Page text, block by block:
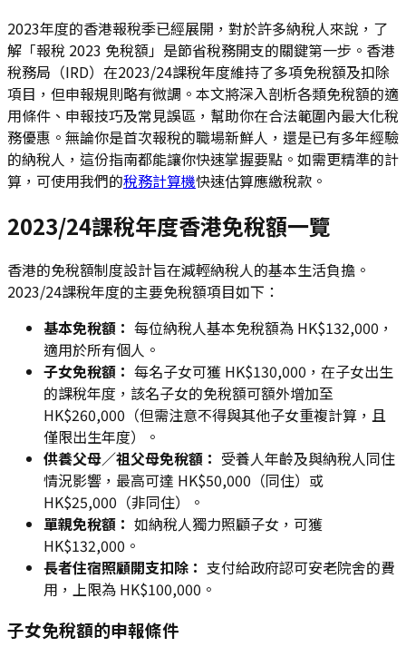
2023年度的香港報稅季已經展開，對於許多納稅人來說，了
解「報稅 2023 免稅額」是節省稅務開支的關鍵第一步。香港
稅務局（IRD）在2023/24課稅年度維持了多項免稅額及扣除
項目，但申報規則略有微調。本文將深入剖析各類免稅額的適
用條件、申報技巧及常見誤區，幫助你在合法範圍內最大化稅
務優惠。無論你是首次報稅的職場新鮮人，還是已有多年經驗
的納稅人，這份指南都能讓你快速掌握要點。如需更精準的計
算，可使用我們的稅務計算機快速估算應繳稅款。
2023/24課稅年度香港免稅額一覽
香港的免稅額制度設計旨在減輕納稅人的基本生活負擔。
2023/24課稅年度的主要免稅額項目如下：
基本免稅額： 每位納稅人基本免稅額為 HK$132,000，
適用於所有個人。
子女免稅額： 每名子女可獲 HK$130,000，在子女出生
的課稅年度，該名子女的免稅額可額外增加至
HK$260,000（但需注意不得與其他子女重複計算，且
僅限出生年度）。
供養父母／祖父母免稅額： 受養人年齡及與納稅人同住
情況影響，最高可達 HK$50,000（同住）或
HK$25,000（非同住）。
單親免稅額： 如納稅人獨力照顧子女，可獲
HK$132,000。
長者住宿照顧開支扣除： 支付給政府認可安老院舍的費
用，上限為 HK$100,000。
子女免稅額的申報條件